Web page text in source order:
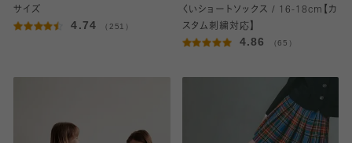
サイズ
4.74 （251）
くいショートソックス / 16-18cm【カ
スタム刺繍対応】
4.86 （65）